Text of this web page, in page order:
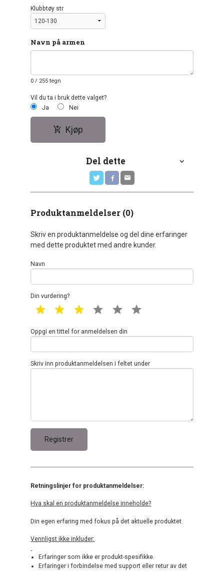
Klubbtøy str
Navn på armen
0 / 255 tegn
Vil du ta i bruk dette valget?
Ja
Nei
Kjøp
Del dette
Produktanmeldelser (0)
Skriv en produktanmeldelse og del dine erfaringer
med dette produktet med andre kunder.
Navn
Din vurdering?
1 star 2 star 3 star 4 star 5 star
Oppgi en tittel for anmeldelsen din
Skriv inn produktanmeldelsen i feltet under
Retningslinjer for produktanmeldelser:
Hva skal en produktanmeldelse inneholde?
Din egen erfaring med fokus på det aktuelle produktet.
Vennligst ikke inkluder:
Erfaringer som ikke er produkt-spesifikke.
Erfaringer i forbindelse med support eller retur av det